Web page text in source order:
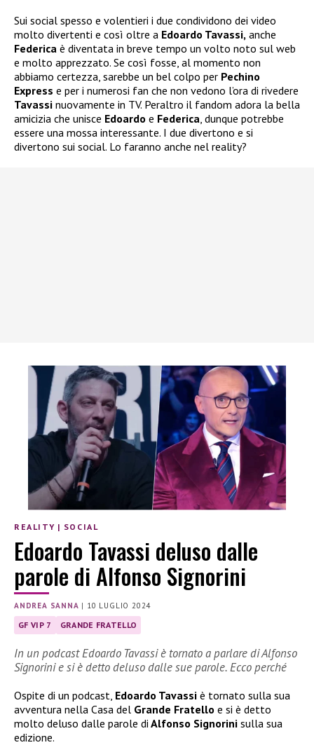
Sui social spesso e volentieri i due condividono dei video
molto divertenti e così oltre a Edoardo Tavassi, anche
Federica è diventata in breve tempo un volto noto sul web
e molto apprezzato. Se così fosse, al momento non
abbiamo certezza, sarebbe un bel colpo per Pechino
Express e per i numerosi fan che non vedono l’ora di rivedere
Tavassi nuovamente in TV. Peraltro il fandom adora la bella
amicizia che unisce Edoardo e Federica , dunque potrebbe
essere una mossa interessante. I due divertono e si
divertono sui social. Lo faranno anche nel reality?
REALITY | SOCIAL
Edoardo Tavassi deluso dalle
parole di Alfonso Signorini
ANDREA SANNA | 10 LUGLIO 2024
GF VIP 7 GRANDE FRATELLO
In un podcast Edoardo Tavassi è tornato a parlare di Alfonso
Signorini e si è detto deluso dalle sue parole. Ecco perché
Ospite di un podcast, Edoardo Tavassi è tornato sulla sua
avventura nella Casa del Grande Fratello e si è detto
molto deluso dalle parole di Alfonso Signorini sulla sua
edizione.